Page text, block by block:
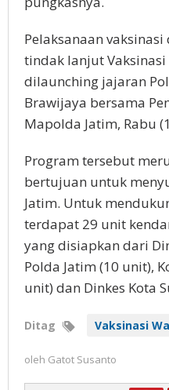
Pelaksanaan
tindak lanjut Vaksinasi
dilaunching jajaran
Brawijaya bersama
Mapolda Jatim, Rabu
Program tersebut
bertujuan untuk
Jatim. Untuk
terdapat 29 unit
yang disiapkan dari
Polda Jatim (10 unit),
unit) dan Dinkes Kota
Ditag Vaksinasi
oleh Gatot Susanto